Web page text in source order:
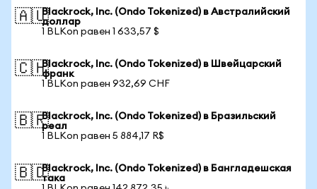
🇦🇺Blackrock, Inc. (Ondo Tokenized) в Австралийский
доллар
1 BLKon равен 1 633,57 $
🇨🇭Blackrock, Inc. (Ondo Tokenized) в Швейцарский
франк
1 BLKon равен 932,69 CHF
🇧🇷Blackrock, Inc. (Ondo Tokenized) в Бразильский
реал
1 BLKon равен 5 884,17 R$
🇧🇩Blackrock, Inc. (Ondo Tokenized) в Бангладешская
така